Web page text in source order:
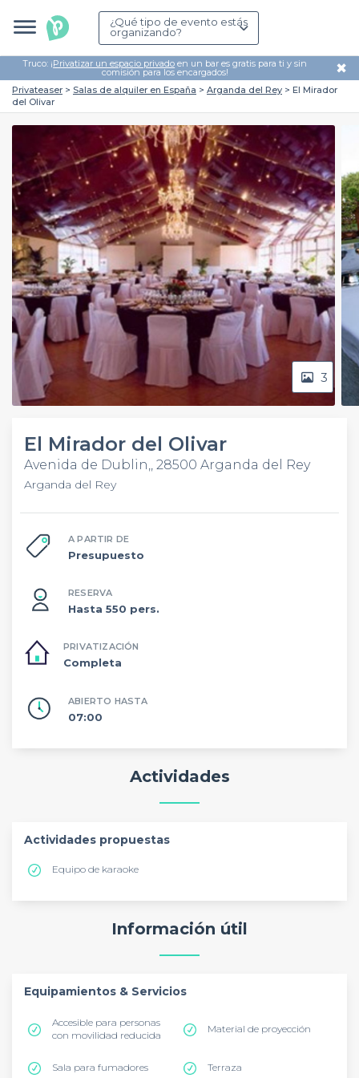
¿Qué tipo de evento estás
organizando?
Truco: ¡Privatizar un espacio privado en un bar es gratis para ti y sin
comisión para los encargados! ✖
Privateaser Salas de alquiler en España Arganda del Rey
El Mirador
del Olivar
3
El Mirador del Olivar
Avenida de Dublin,, 28500 Arganda del Rey
Arganda del Rey
A PARTIR DE
Presupuesto
RESERVA
Hasta 550 pers.
PRIVATIZACIÓN
Completa
ABIERTO HASTA
07:00
Actividades
Actividades propuestas
Equipo de karaoke
Información útil
Equipamientos & Servicios
Accesible para personas
con movilidad reducida
Material de proyección
Sala para fumadores Terraza